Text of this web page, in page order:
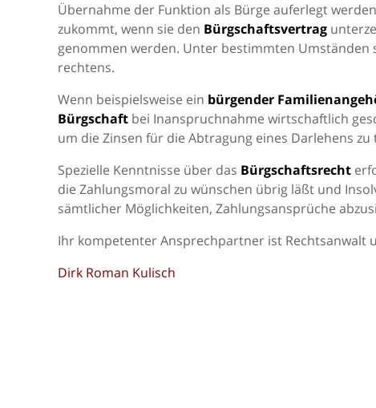
Übernahme der Funktion als Bürge auferlegt
zukommt, wenn sie den Bürgschaftsvertrag
genommen werden. Unter bestimmten Umständen
rechtens.
Wenn beispielsweise ein bürgender
Bürgschaft bei Inanspruchnahme wirtschaftlich
um die Zinsen für die Abtragung eines Darlehens zu
Spezielle Kenntnisse über das Bürgschaftsrecht
die Zahlungsmoral zu wünschen übrig läßt und
sämtlicher Möglichkeiten, Zahlungsansprüche
Ihr kompetenter Ansprechpartner ist Rechtsanwalt
Dirk Roman Kulisch